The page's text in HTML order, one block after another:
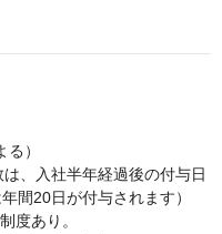
）
、入社半年経過後の付与日
間20日が付与されます）
度あり。